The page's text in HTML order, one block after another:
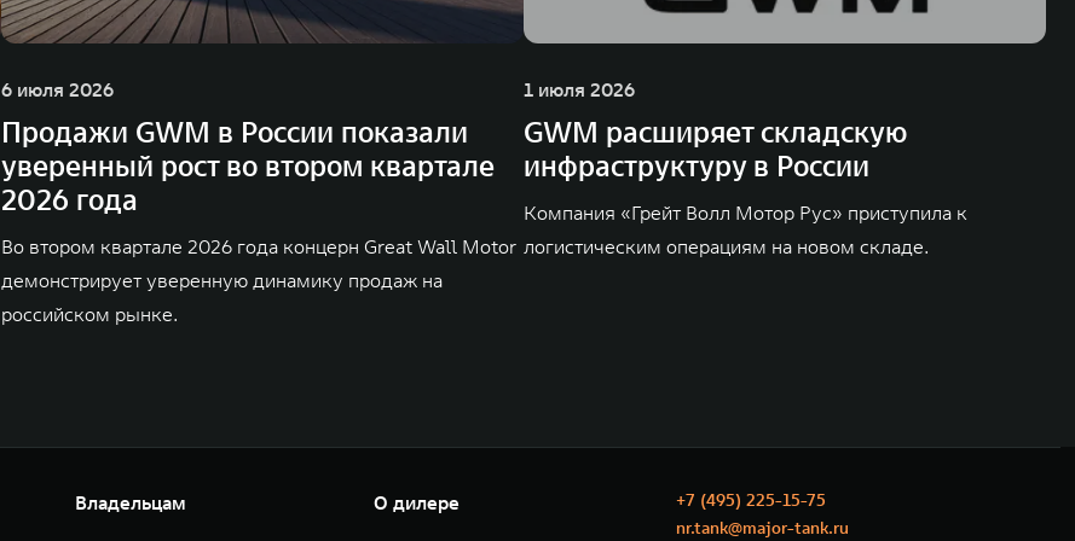
6 июля 2026
Продажи GWM в России показали
уверенный рост во втором квартале
2026 года
Во втором квартале 2026 года концерн Great Wall Motor
демонстрирует уверенную динамику продаж на
российском рынке.
1 июля 2026
GWM расширяет складскую
инфраструктуру в России
Компания «Грейт Волл Мотор Рус» приступила к
логистическим операциям на новом складе.
Владельцам О дилере
+7 (495) 225-15-75
nr.tank@major-tank.ru